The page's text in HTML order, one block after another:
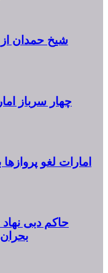
شیخ حمدان از
حاکم دبی